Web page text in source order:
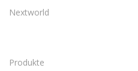
Nextworld
Produkte